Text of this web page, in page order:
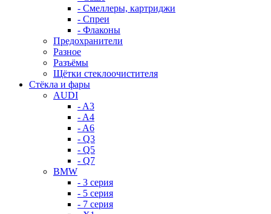
- Смеллеры, картриджи
- Спреи
- Флаконы
Предохранители
Разное
Разъёмы
Щётки стеклоочистителя
Стёкла и фары
AUDI
- A3
- A4
- A6
- Q3
- Q5
- Q7
BMW
- 3 серия
- 5 серия
- 7 серия